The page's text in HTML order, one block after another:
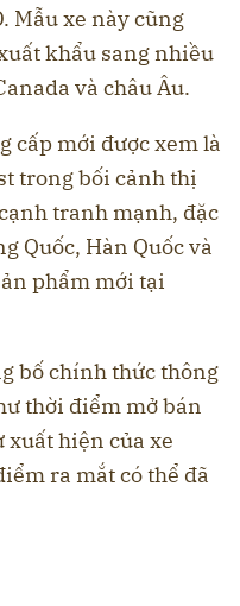
Mẫu xe này cũng
khẩu sang nhiều
và châu Âu.
cấp mới được xem là
trong bối cảnh thị
tranh mạnh, đặc
Quốc, Hàn Quốc và
phẩm mới tại
bố chính thức thông
thời điểm mở bán
xuất hiện của xe
ra mắt có thể đã